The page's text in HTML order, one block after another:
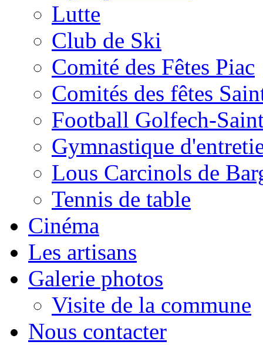
Lutte
Club de Ski
Comité des Fêtes Piac
Comités des fêtes
Football Golfech-
Gymnastique
Lous Carcinols de
Tennis de table
Cinéma
Les artisans
Galerie photos
Visite de la commune
Nous contacter